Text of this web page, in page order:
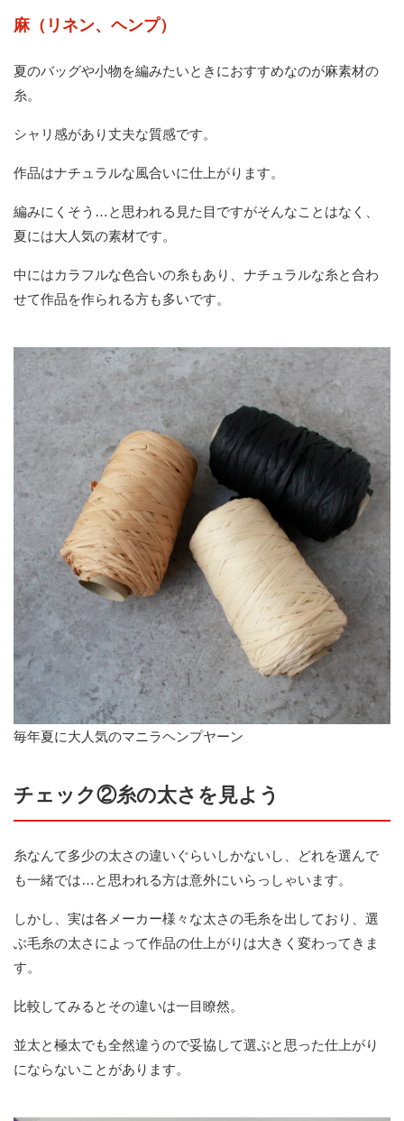
麻（リネン、ヘンプ）
夏のバッグや小物を編みたいときにおすすめなのが麻素材の
糸。
シャリ感があり丈夫な質感です。
作品はナチュラルな風合いに仕上がります。
編みにくそう…と思われる見た目ですがそんなことはなく、
夏には大人気の素材です。
中にはカラフルな色合いの糸もあり、ナチュラルな糸と合わ
せて作品を作られる方も多いです。
毎年夏に大人気のマニラヘンプヤーン
チェック②糸の太さを見よう
糸なんて多少の太さの違いぐらいしかないし、どれを選んで
も一緒では…と思われる方は意外にいらっしゃいます。
しかし、実は各メーカー様々な太さの毛糸を出しており、選
ぶ毛糸の太さによって作品の仕上がりは大きく変わってきま
す。
比較してみるとその違いは一目瞭然。
並太と極太でも全然違うので妥協して選ぶと思った仕上がり
にならないことがあります。